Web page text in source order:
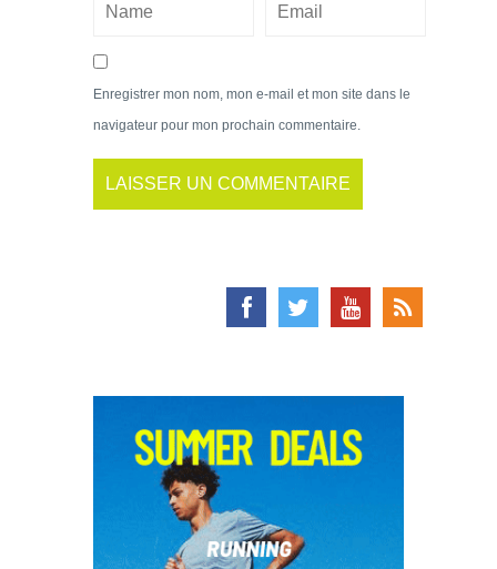
Enregistrer mon nom, mon e-mail et mon site dans le
navigateur pour mon prochain commentaire.